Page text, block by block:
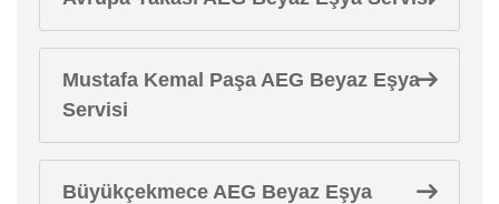
Mustafa Kemal Paşa AEG Beyaz Eşya
Servisi
Büyükçekmece AEG Beyaz Eşya